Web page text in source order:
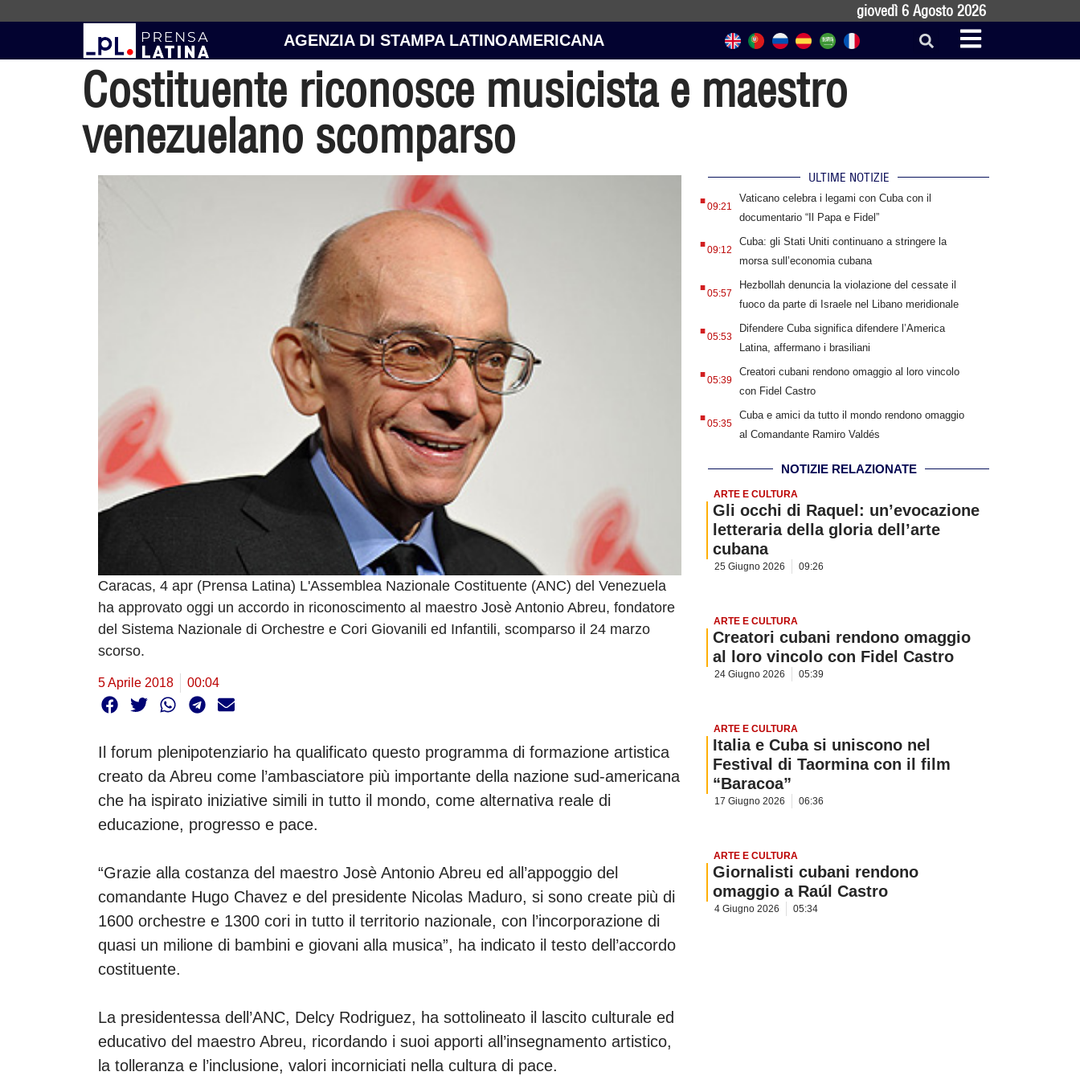
giovedì 6 Agosto 2026
AGENZIA DI STAMPA LATINOAMERICANA
Costituente riconosce musicista e maestro
venezuelano scomparso
Caracas, 4 apr (Prensa Latina) L'Assemblea Nazionale Costituente (ANC) del Venezuela
ha approvato oggi un accordo in riconoscimento al maestro Josè Antonio Abreu, fondatore
del Sistema Nazionale di Orchestre e Cori Giovanili ed Infantili, scomparso il 24 marzo
scorso.
5 Aprile 2018 00:04
Il forum plenipotenziario ha qualificato questo programma di formazione artistica
creato da Abreu come l’ambasciatore più importante della nazione sud-americana
che ha ispirato iniziative simili in tutto il mondo, come alternativa reale di
educazione, progresso e pace.
“Grazie alla costanza del maestro Josè Antonio Abreu ed all’appoggio del
comandante Hugo Chavez e del presidente Nicolas Maduro, si sono create più di
1600 orchestre e 1300 cori in tutto il territorio nazionale, con l’incorporazione di
quasi un milione di bambini e giovani alla musica”, ha indicato il testo dell’accordo
costituente.
La presidentessa dell’ANC, Delcy Rodriguez, ha sottolineato il lascito culturale ed
educativo del maestro Abreu, ricordando i suoi apporti all’insegnamento artistico,
la tolleranza e l’inclusione, valori incorniciati nella cultura di pace.
ULTIME NOTIZIE
.09:21
Vaticano celebra i legami con Cuba con il
documentario “Il Papa e Fidel”
.09:12
Cuba: gli Stati Uniti continuano a stringere la
morsa sull’economia cubana
.05:57
Hezbollah denuncia la violazione del cessate il
fuoco da parte di Israele nel Libano meridionale
.05:53
Difendere Cuba significa difendere l’America
Latina, affermano i brasiliani
.05:39
Creatori cubani rendono omaggio al loro vincolo
con Fidel Castro
.05:35
Cuba e amici da tutto il mondo rendono omaggio
al Comandante Ramiro Valdés
NOTIZIE RELAZIONATE
ARTE E CULTURA
Gli occhi di Raquel: un’evocazione
letteraria della gloria dell’arte
cubana
25 Giugno 2026 09:26
ARTE E CULTURA
Creatori cubani rendono omaggio
al loro vincolo con Fidel Castro
24 Giugno 2026 05:39
ARTE E CULTURA
Italia e Cuba si uniscono nel
Festival di Taormina con il film
“Baracoa”
17 Giugno 2026 06:36
ARTE E CULTURA
Giornalisti cubani rendono
omaggio a Raúl Castro
4 Giugno 2026 05:34